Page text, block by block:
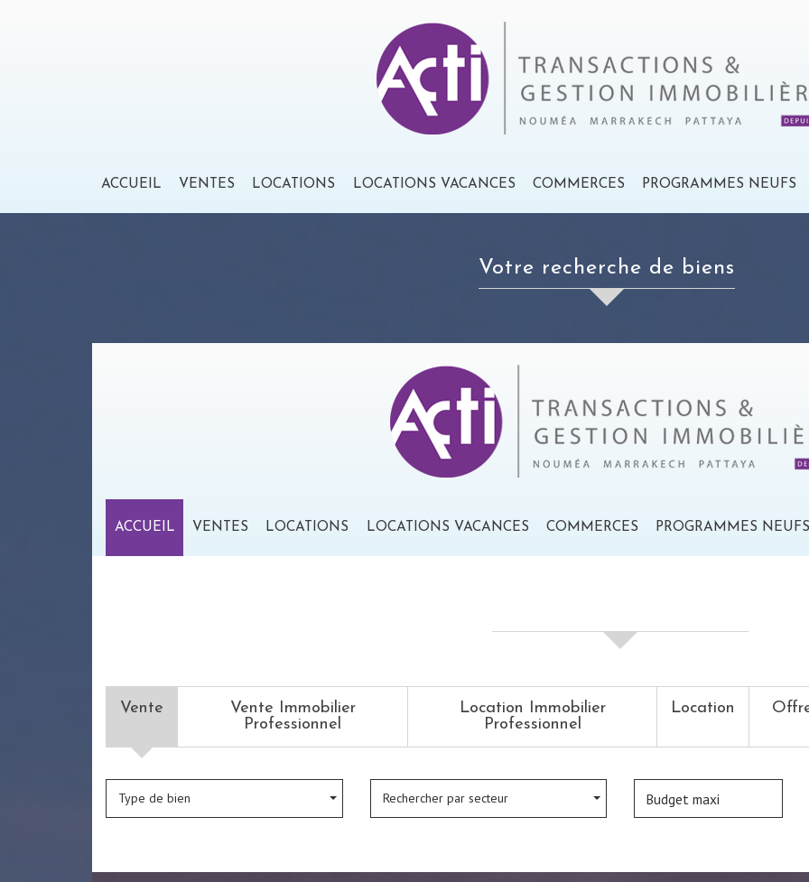
ACCUEIL VENTES LOCATIONS LOCATIONS VACANCES COMMERCES PROGRAMMES NEUFS
votre recherche de biens
ACCUEIL VENTES LOCATIONS LOCATIONS VACANCES COMMERCES PROGRAMMES
Vente
Vente Immobilier
Professionnel
Location Immobilier
Professionnel
Location
Type de bien Rechercher par secteur